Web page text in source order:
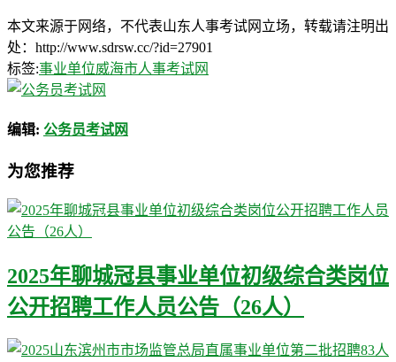
本文来源于网络，不代表山东人事考试网立场，转载请注明出
处：http://www.sdrsw.cc/?id=27901
标签:事业单位威海市人事考试网
编辑: 公务员考试网
为您推荐
2025年聊城冠县事业单位初级综合类岗位
公开招聘工作人员公告（26人）